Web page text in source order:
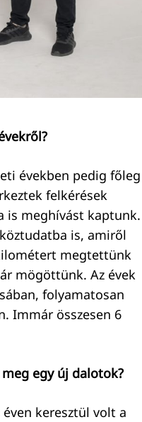
években pedig főleg
felkérések
is meghívást kaptunk.
is, amiről
megtettünk
mögöttünk. Az évek
folyamatosan
Immár összesen 6
egy új dalotok?
keresztül volt a